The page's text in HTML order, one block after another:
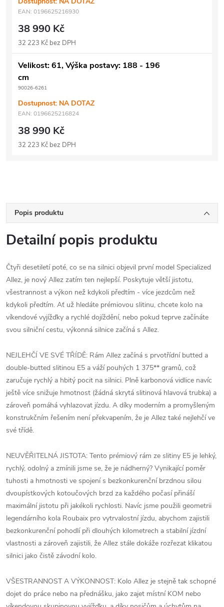
EAN: 0196625216930
38 990 Kč
32 223 Kč bez DPH
Velikost: 61, Výška postavy: 188 - 196
cm
90026-6261
Dostupnost: NA DOTAZ
EAN: 0196625216824
38 990 Kč
32 223 Kč bez DPH
Popis produktu
Detailní popis produktu
Čtyři desetiletí poté, co se na silnici objevil první model Specialized
Allez, je nový Allez zatím ten nejlepší. Poskytuje větší jistotu,
všestrannost a výkon než kdykoli předtím - více jezdcům než
kdykoli předtím. Ať už hledáte prémiovou slitinu, chcete kolo na
víkendové vyjížďky a rychlé dojíždění, nebo pokud teprve začínáte
svou silniční cestu, výkonná silnice začíná s Allez.
NEJLEHČÍ VE SVÉ TŘÍDĚ: Rám Allez začíná s prvotřídní butted a
double-butted slitinou E5 a váží pouhých 1 375** gramů, což
zaručuje rychlý a hbitý pocit na silnici. Plně karbonová vidlice navíc
ještě více snižuje hmotnost (žádná skrytá slitinová hlavová trubka) a
zároveň pomáhá vyhlazovat jízdu. A díky moderním a promyšleným
konstrukčním řešením není překvapením, že je Allez také nejlehčí ve
své třídě.
NEUVĚŘITELNÁ JISTOTA: Tento prémiový rám ze slitiny E5 je lehký,
rychlý, odolný a zmínili jsme se, že je nádherný? Vynikající poměr
tuhosti a hmotnosti ve spojení s bezkonkurenční brzdnou silou
dvoupístkových kotoučových brzd za každého počasí přináší
maximální jistotu při jakékoli rychlosti. Navíc jsme použili geometrii
legendárního kola Roubaix pro vytrvalostní jízdu, abychom zajistili
bezkonkurenční pohodlí při dlouhých kilometrech a stabilní jízdní
vlastnosti a zároveň zajistili, že Allez stále dokáže rozřezat klikatou
silnici jako čistě závodní kolo.
VŠESTRANNOST A VÝKONNOST: Kolo Allez je stejně tak schopné
dojet do práce nebo na přednášku, jako zajet místní KOM nebo